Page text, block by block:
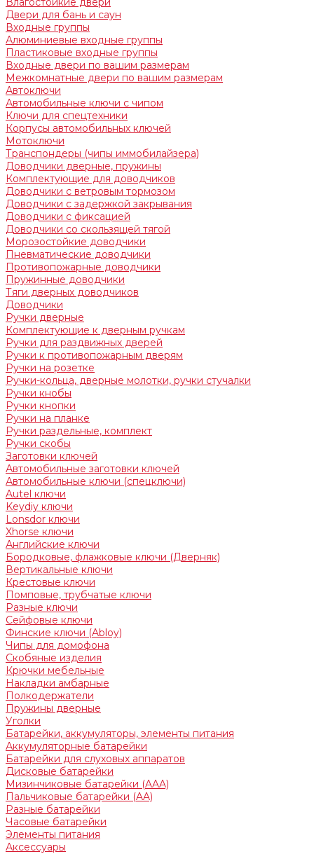
Двери для бань и саун
Входные группы
Алюминиевые входные группы
Пластиковые входные группы
Входные двери по вашим размерам
Межкомнатные двери по вашим размерам
Автоключи
Автомобильные ключи с чипом
Ключи для спецтехники
Корпусы автомобильных ключей
Мотоключи
Транспондеры (чипы иммобилайзера)
Доводчики дверные, пружины
Комплектующие для доводчиков
Доводчики с ветровым тормозом
Доводчики с задержкой закрывания
Доводчики с фиксацией
Доводчики со скользящей тягой
Морозостойкие доводчики
Пневматические доводчики
Противопожарные доводчики
Пружинные доводчики
Тяги дверных доводчиков
Доводчики
Ручки дверные
Комплектующие к дверным ручкам
Ручки для раздвижных дверей
Ручки к противопожарным дверям
Ручки на розетке
Ручки-кольца, дверные молотки, ручки стучалки
Ручки кнобы
Ручки кнопки
Ручки на планке
Ручки раздельные, комплект
Ручки скобы
Заготовки ключей
Автомобильные заготовки ключей
Автомобильные ключи (спецключи)
Autel ключи
Keydiy ключи
Lonsdor ключи
Xhorse ключи
Английские ключи
Бородковые, флажковые ключи (Дверняк)
Вертикальные ключи
Крестовые ключи
Помповые, трубчатые ключи
Разные ключи
Сейфовые ключи
Финские ключи (Abloy)
Чипы для домофона
Скобяные изделия
Крючки мебельные
Накладки амбарные
Полкодержатели
Пружины дверные
Уголки
Батарейки, аккумуляторы, элементы питания
Аккумуляторные батарейки
Батарейки для слуховых аппаратов
Дисковые батарейки
Мизинчиковые батарейки (AAA)
Пальчиковые батарейки (AA)
Разные батарейки
Часовые батарейки
Элементы питания
Аксессуары